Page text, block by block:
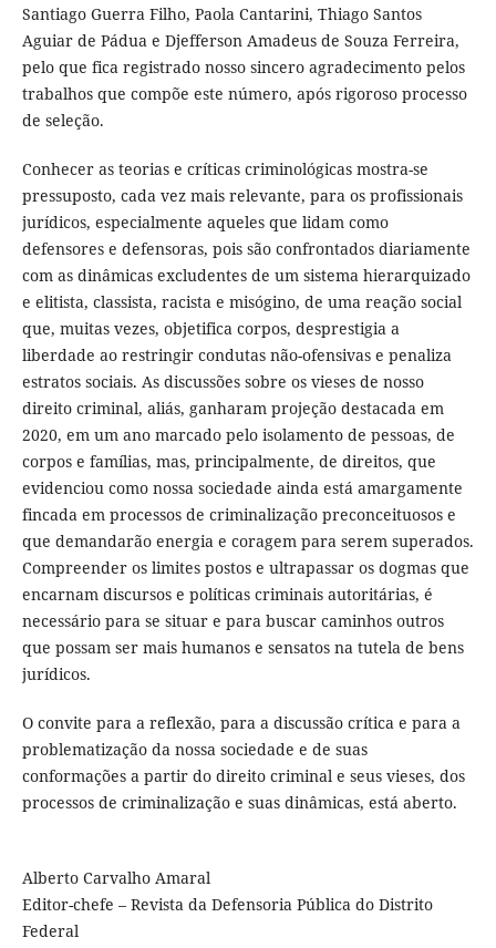
Santiago Guerra Filho, Paola Cantarini, Thiago Santos
Aguiar de Pádua e Djefferson Amadeus de Souza Ferreira,
pelo que fica registrado nosso sincero agradecimento pelos
trabalhos que compõe este número, após rigoroso processo
de seleção.
Conhecer as teorias e críticas criminológicas mostra-se
pressuposto, cada vez mais relevante, para os profissionais
jurídicos, especialmente aqueles que lidam como
defensores e defensoras, pois são confrontados diariamente
com as dinâmicas excludentes de um sistema hierarquizado
e elitista, classista, racista e misógino, de uma reação social
que, muitas vezes, objetifica corpos, desprestigia a
liberdade ao restringir condutas não-ofensivas e penaliza
estratos sociais. As discussões sobre os vieses de nosso
direito criminal, aliás, ganharam projeção destacada em
2020, em um ano marcado pelo isolamento de pessoas, de
corpos e famílias, mas, principalmente, de direitos, que
evidenciou como nossa sociedade ainda está amargamente
fincada em processos de criminalização preconceituosos e
que demandarão energia e coragem para serem superados.
Compreender os limites postos e ultrapassar os dogmas que
encarnam discursos e políticas criminais autoritárias, é
necessário para se situar e para buscar caminhos outros
que possam ser mais humanos e sensatos na tutela de bens
jurídicos.
O convite para a reflexão, para a discussão crítica e para a
problematização da nossa sociedade e de suas
conformações a partir do direito criminal e seus vieses, dos
processos de criminalização e suas dinâmicas, está aberto.
Alberto Carvalho Amaral
Editor-chefe – Revista da Defensoria Pública do Distrito
Federal